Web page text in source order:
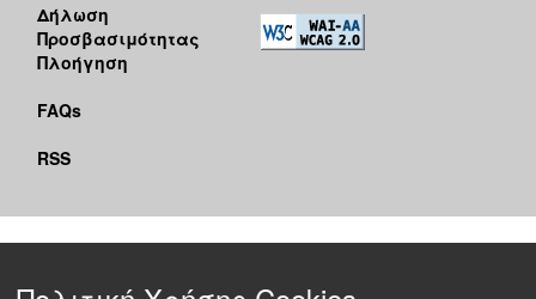
Δήλωση
Προσβασιμότητας
Πλοήγηση
FAQs
RSS